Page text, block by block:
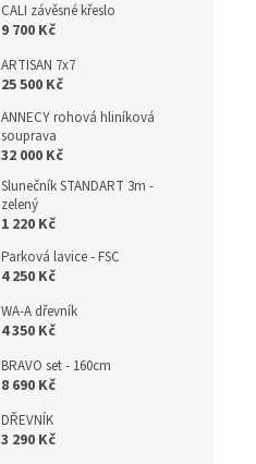
CALI závěsné křeslo
9 700 Kč
ARTISAN 7x7
25 500 Kč
ANNECY rohová hliníková
souprava
32 000 Kč
Slunečník STANDART 3m -
zelený
1 220 Kč
Parková lavice - FSC
4 250 Kč
WA-A dřevník
4 350 Kč
BRAVO set - 160cm
8 690 Kč
DŘEVNÍK
3 290 Kč